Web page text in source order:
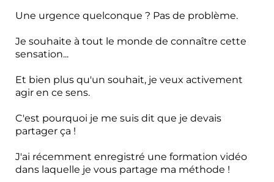
Une urgence quelconque ? Pas de problème.
Je souhaite à tout le monde de connaître cette
sensation...
Et bien plus qu'un souhait, je veux activement
agir en ce sens.
C'est pourquoi je me suis dit que je devais
partager ça !
J'ai récemment enregistré une formation vidéo
dans laquelle je vous partage ma méthode !